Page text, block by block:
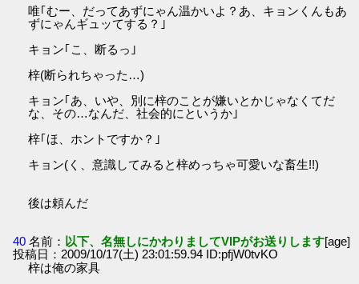
唯｢むー、だってあずにゃん温かいよ？あ、キョンくんもあ
ずにゃんギュッてする？｣
キョン｢こ、断るっ｣
梓(断られちゃった…)
キョン｢あ、いや、別に梓のことが嫌いとかじゃなくてだ
な、その…なんだ、社会的にというか｣
梓｢ほ、ホントですか？｣
キョン(く、意識してみると梓めっちゃ可愛いな畜生!!)
後は頼んだ
40 名前： 以下、名無しにかわりましてVIPがお送りします[age]
投稿日：2009/10/17(土) 23:01:59.94 ID:pfjW0tvKO
梓は俺の家具